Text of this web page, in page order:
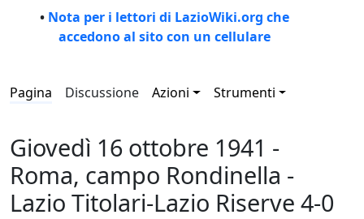
• Nota per i lettori di LazioWiki.org che
accedono al sito con un cellulare
Pagina Discussione Azioni Strumenti
Giovedì 16 ottobre 1941 -
Roma, campo Rondinella -
Lazio Titolari-Lazio Riserve 4-0